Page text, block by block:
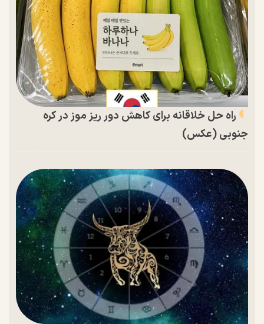
راه حل خلاقانه برای کاهش دور ریز موز در کره
جنوبی (عکس)